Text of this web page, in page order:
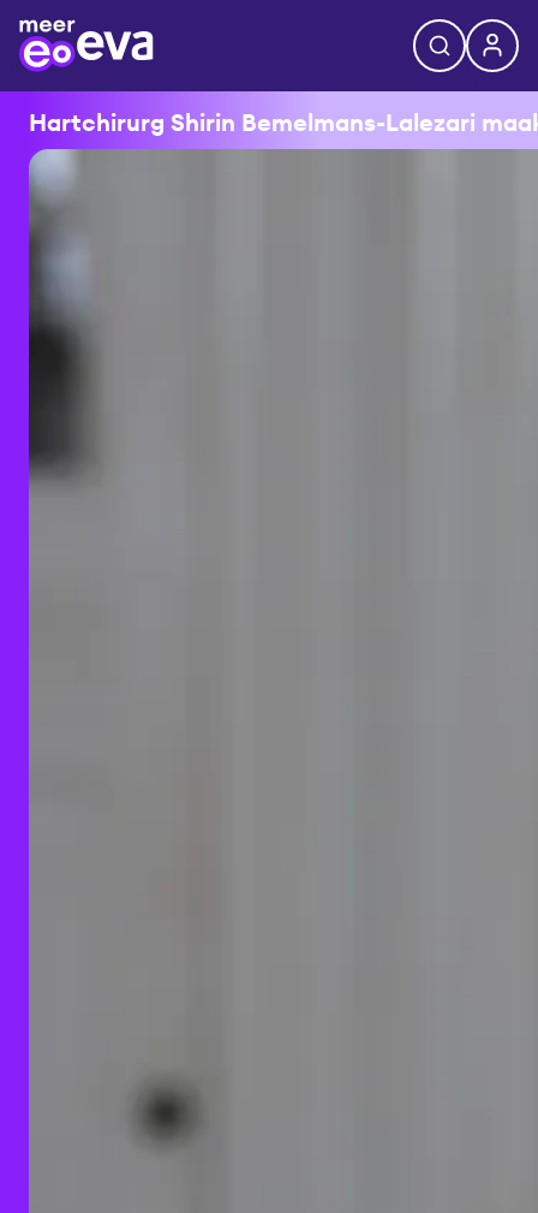
Hartchirurg Shirin Bemelmans-Lalezari